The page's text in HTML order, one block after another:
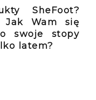
SheFoot?
Wam się
swoje stopy
latem?